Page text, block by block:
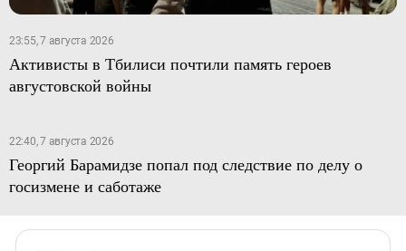
23:55, 7 августа 2026
Активисты в Тбилиси почтили память героев
августовской войны
22:40, 7 августа 2026
Георгий Барамидзе попал под следствие по делу о
госизмене и саботаже